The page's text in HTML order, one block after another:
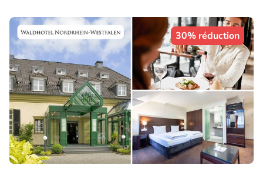
30% réduction